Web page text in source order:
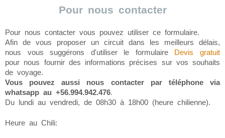
Pour nous contacter
Pour nous contacter vous pouvez utiliser ce formulaire.
Afin de vous proposer un circuit dans les meilleurs délais,
nous vous suggérons d'utiliser le formulaire Devis gratuit
pour nous fournir des informations précises sur vos souhaits
de voyage.
Vous pouvez aussi nous contacter par téléphone via
whatsapp au +56.994.942.476.
Du lundi au vendredi, de 08h30 à 18h00 (heure chilienne).
Heure au Chili: